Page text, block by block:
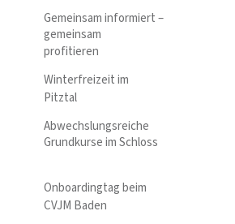
Gemeinsam informiert –
gemeinsam
profitieren
Winterfreizeit im
Pitztal
Abwechslungsreiche
Grundkurse im Schloss
Onboardingtag beim
CVJM Baden